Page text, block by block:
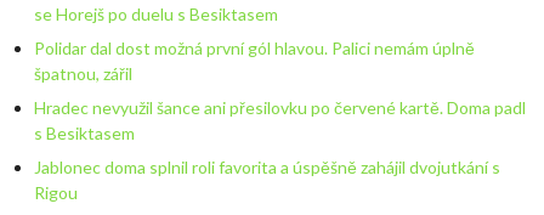
se Horejš po duelu s Besiktasem
Polidar dal dost možná první gól hlavou. Palici nemám úplně
špatnou, zářil
Hradec nevyužil šance ani přesilovku po červené kartě. Doma padl
s Besiktasem
Jablonec doma splnil roli favorita a úspěšně zahájil dvojutkání s
Rigou